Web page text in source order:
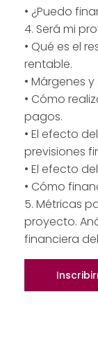
• ¿Puedo
4. Será mi
• Qué es el
rentable.
• Márgenes
• Cómo
pagos.
• El efecto
previsiones
• El efecto
• Cómo
5. Métricas
proyecto.
financiera